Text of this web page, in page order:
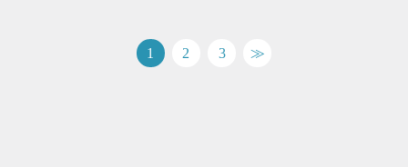
1 2 3 ≫